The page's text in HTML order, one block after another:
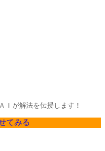
Ｉが解法を伝授します！
てみる